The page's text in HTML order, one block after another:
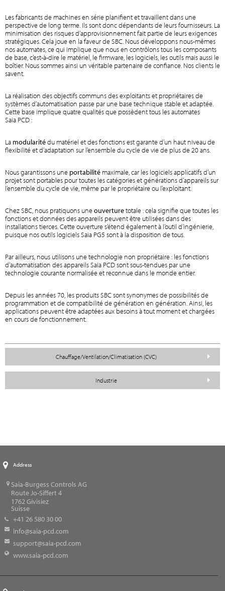
Les fabricants de machines en série planifient et travaillent dans une
perspective de long terme. Ils sont donc dépendants de leurs fournisseurs. La
minimisation des risques d’approvisionnement fait partie de leurs exigences
stratégiques. Cela joue en la faveur de SBC. Nous développons nous-mêmes
nos automates, ce qui implique que nous en contrôlons tous les composants
de base, c’est-à-dire le matériel, le firmware, les logiciels, les outils mais aussi le
boîtier. Nous sommes ainsi un véritable partenaire de confiance. Nos clients le
savent.
La réalisation des objectifs communs des exploitants et propriétaires de
systèmes d’automatisation passe par une base technique stable et adaptée.
Cette base implique quatre qualités que possèdent tous les automates
Saia PCD :
La modularitédu matériel et des fonctions est garante d’un haut niveau de
flexibilité et d’adaptation sur l’ensemble du cycle de vie de plus de 20 ans.
Nous garantissons une portabilitémaximale, car les logiciels applicatifs d’un
projet sont portables pour toutes les catégories et générations d’appareils sur
l’ensemble du cycle de vie, même par le propriétaire ou l’exploitant.
Chez SBC, nous pratiquons uneouverturetotale : cela signifie que toutes les
fonctions et données des appareils peuvent être utilisées dans des
installations tierces. Cette ouverture s’étend également à l’outil d’ingénierie,
puisque nos outils logiciels Saia PG5 sont à la disposition de tous.
Par ailleurs, nous utilisons une technologie non propriétaire : les fonctions
d’automatisation des appareils Saia PCD sont sous-tendues par une
technologie courante normalisée et reconnue dans le monde entier.
Depuis les années 70, les produits SBC sont synonymes de possibilités de
programmation et de compatibilité de génération en génération. Ainsi, les
applications peuvent être adaptées aux besoins à tout moment et chargées
en cours de fonctionnement.
Chauffage/Ventilation/Climatisation (CVC)
Industrie
Address
Saia-Burgess Controls AG
Route Jo-Siffert 4
1762Givisiez
Suisse
+41 26 580 30 00
info@saia-pcd.com
support@saia-pcd.com
www.saia-pcd.com